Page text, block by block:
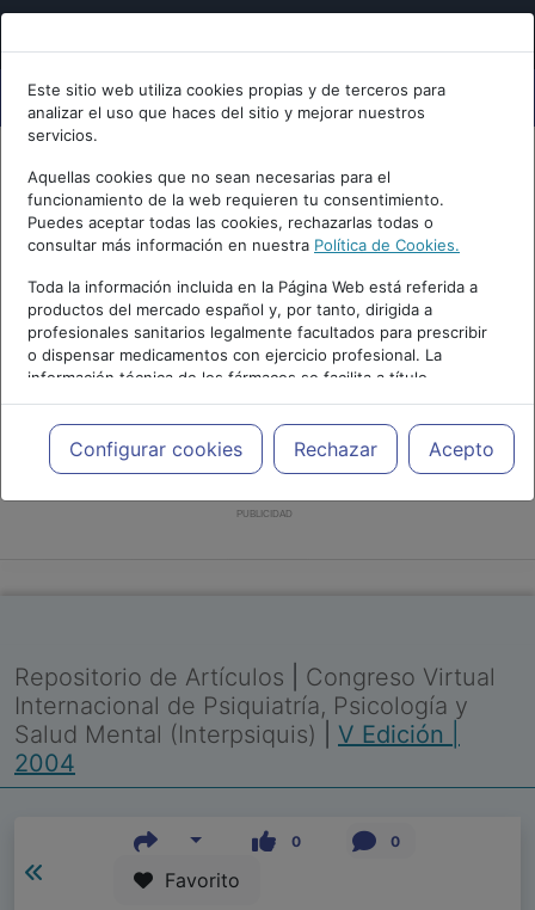
Este sitio web utiliza cookies propias y de terceros para
analizar el uso que haces del sitio y mejorar nuestros
servicios.
Aquellas cookies que no sean necesarias para el
funcionamiento de la web requieren tu consentimiento.
Puedes aceptar todas las cookies, rechazarlas todas o
consultar más información en nuestra Política de Cookies.
Toda la información incluida en la Página Web está referida a
productos del mercado español y, por tanto, dirigida a
profesionales sanitarios legalmente facultados para prescribir
o dispensar medicamentos con ejercicio profesional. La
información técnica de los fármacos se facilita a título
meramente informativo, siendo responsabilidad de los
profesionales facultados prescribir medicamentos y decidir, en
cada caso concreto, el tratamiento más adecuado a las
necesidades del paciente.
Configurar cookies Rechazar Acepto
PUBLICIDAD
Repositorio de Artículos
Congreso Virtual
Internacional de Psiquiatría, Psicología y
Salud Mental (Interpsiquis)
V Edición |
2004
0 0
Favorito